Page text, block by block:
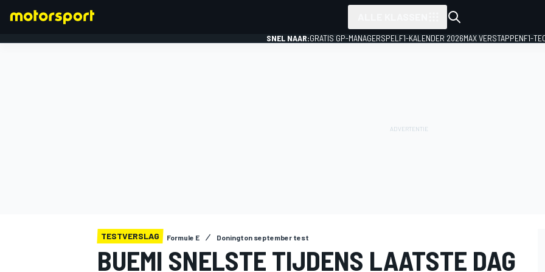
SNEL NAAR:GRATIS GP-MANAGERSPEL F1-KALENDER 2026MAX VERSTAPPENF1-
TESTVERSLAG Formule E Donington september test
BUEMI SNELSTE TIJDENS LAATSTE DAG